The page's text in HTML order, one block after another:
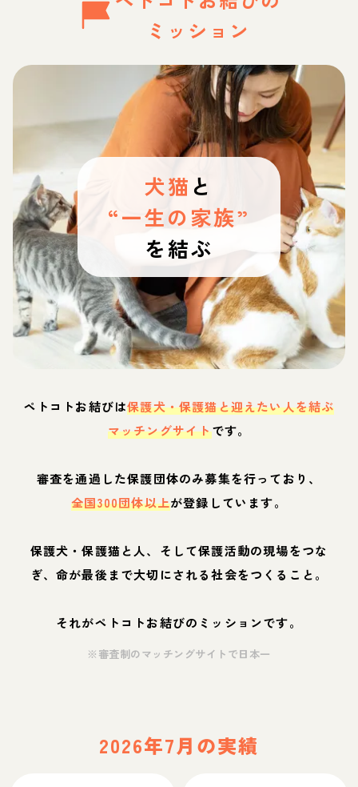
ミッション
犬猫 と
“一生の家族”
を結ぶ
ペトコトお結びは保護犬・保護猫と迎えたい人を結ぶ
マッチングサイトです。
審査を通過した保護団体のみ募集を行っており、
全国300団体以上が登録しています。
保護犬・保護猫と人、そして保護活動の現場をつな
ぎ、命が最後まで大切にされる社会をつくること。
それがペトコトお結びのミッションです。
※審査制のマッチングサイトで日本一
2026年7月の実績